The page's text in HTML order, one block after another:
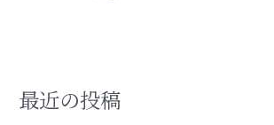
最近の投稿